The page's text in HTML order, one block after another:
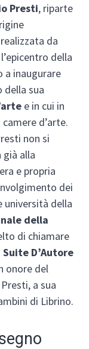
Presti, riparte
realizzata da
della
a inaugurare
della sua
e in cui in
d’arte.
non si
alla
e propria
dei
università della
della
di chiamare
D’Autore
onore del
a sua
di Librino.